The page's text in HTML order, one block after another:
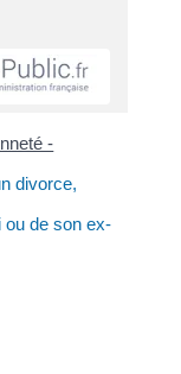
-
divorce,
ou de son ex-